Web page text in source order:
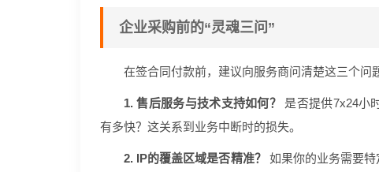
企业采购前的“灵魂三问”
在签合同付款前，建议向服务商问清楚这三个问
1. 售后服务与技术支持如何？
是否提供7x24小
有多快？这关系到业务中断时的损失。
2. IP的覆盖区域是否精准？
如果你的业务需要